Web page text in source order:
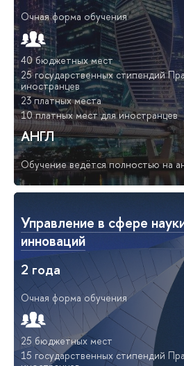
Очная форма обучения
40 бюджетных мест
25 государственных стипендий
иностранцев
23 платных места
10 платных мест для иностранцев
АНГЛ
Обучение ведётся полностью на
Управление в сфере
инноваций
2 года
Очная форма обучения
25 бюджетных мест
15 государственных стипендий